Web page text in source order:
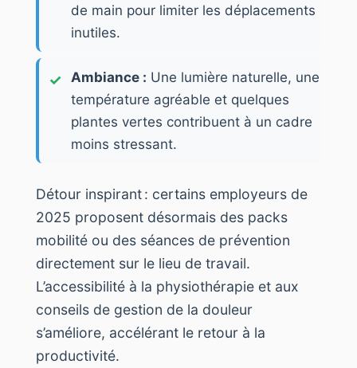
de main pour limiter les déplacements
inutiles.
Ambiance : Une lumière naturelle, une
température agréable et quelques
plantes vertes contribuent à un cadre
moins stressant.
Détour inspirant : certains employeurs de
2025 proposent désormais des packs
mobilité ou des séances de prévention
directement sur le lieu de travail.
L’accessibilité à la physiothérapie et aux
conseils de gestion de la douleur
s’améliore, accélérant le retour à la
productivité.